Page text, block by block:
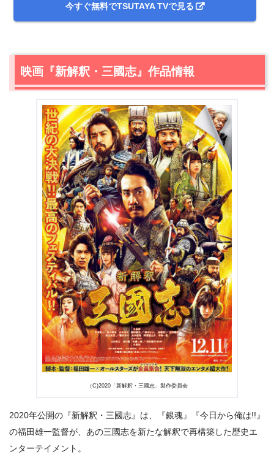
＼＼31日間無料!!お試し解約もOK／／
今すぐ無料でU-NEXTで見る
出典: U-NEXT
今すぐ無料でTSUTAYA TVで見る
映画『新解釈・三國志』作品情報
（C)2020「新解釈・三國志」製作委員会
2020年公開の『新解釈・三國志』は、『銀魂』『今日から俺は!!』
の福田雄一監督が、あの三國志を新たな解釈で再構築した歴史エ
ンターテイメント。